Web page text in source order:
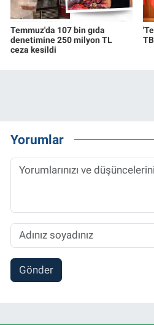
Temmuz'da 107 bin gıda
denetimine 250 milyon TL
ceza kesildi
Yorumlar
Gönder